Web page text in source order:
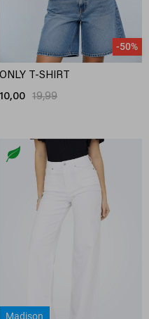
-50%
ONLY T-SHIRT
10,00 19,99
Madison